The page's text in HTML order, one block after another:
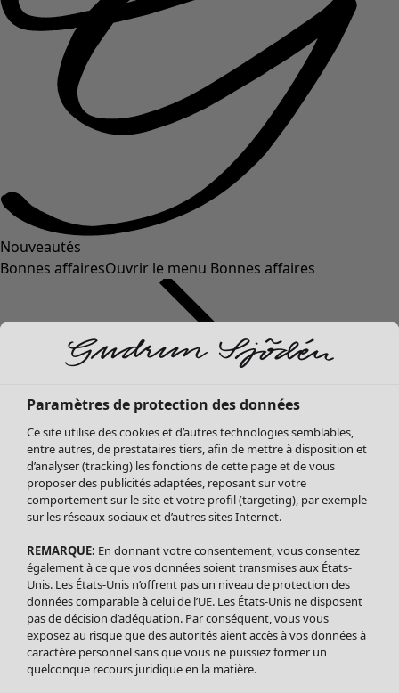
Nouveautés
Bonnes affairesOuvrir le menu Bonnes affaires
Soldes Vêtements
Tous les vêtements
Robes
Tuniques
Blouses
Tops
Gilets
Pantalon
Jupes
Paramètres de protection des données
Ce site utilise des cookies et d’autres technologies semblables,
entre autres, de prestataires tiers, afin de mettre à disposition et
d’analyser (tracking) les fonctions de cette page et de vous
proposer des publicités adaptées, reposant sur votre
comportement sur le site et votre profil (targeting), par exemple
sur les réseaux sociaux et d’autres sites Internet.
REMARQUE: En donnant votre consentement, vous consentez
également à ce que vos données soient transmises aux États-
Unis. Les États-Unis n’offrent pas un niveau de protection des
données comparable à celui de l’UE. Les États-Unis ne disposent
pas de décision d’adéquation. Par conséquent, vous vous
exposez au risque que des autorités aient accès à vos données à
caractère personnel sans que vous ne puissiez former un
quelconque recours juridique en la matière.